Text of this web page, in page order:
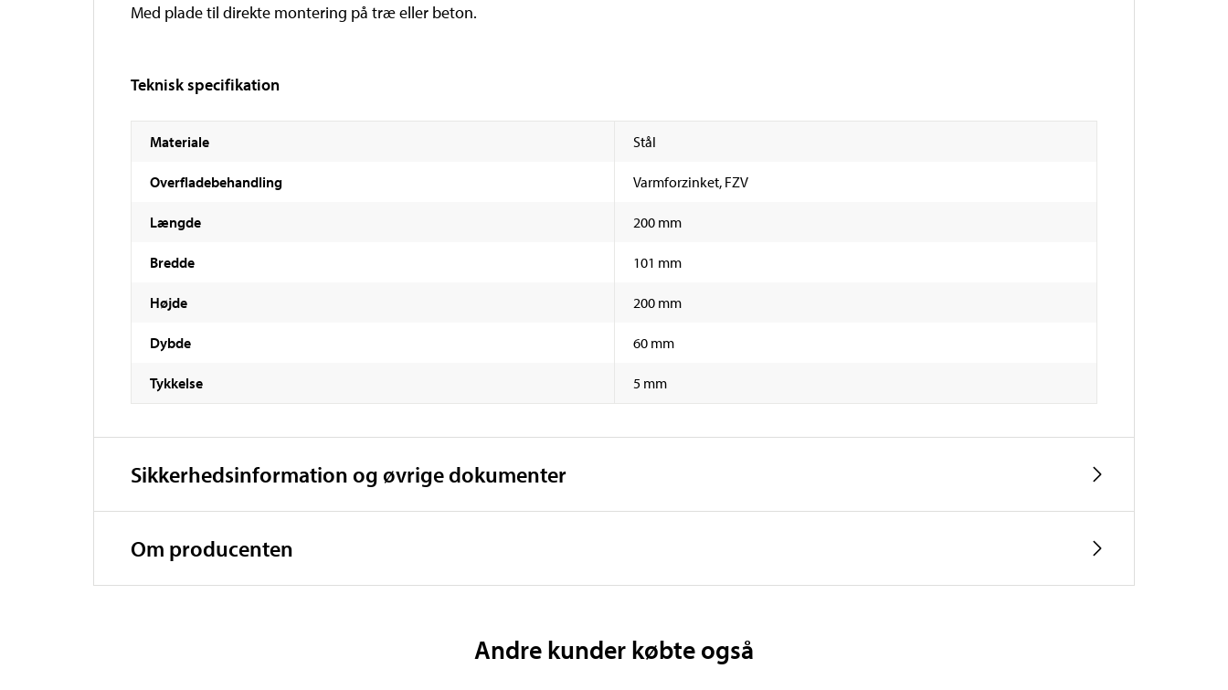
Med plade til direkte montering på træ eller beton.
Teknisk specifikation
Materiale Stål
Overfladebehandling Varmforzinket, FZV
Længde 200 mm
Bredde 101 mm
Højde 200 mm
Dybde 60 mm
Tykkelse 5 mm
Sikkerhedsinformation og øvrige dokumenter
Om producenten
Andre kunder købte også